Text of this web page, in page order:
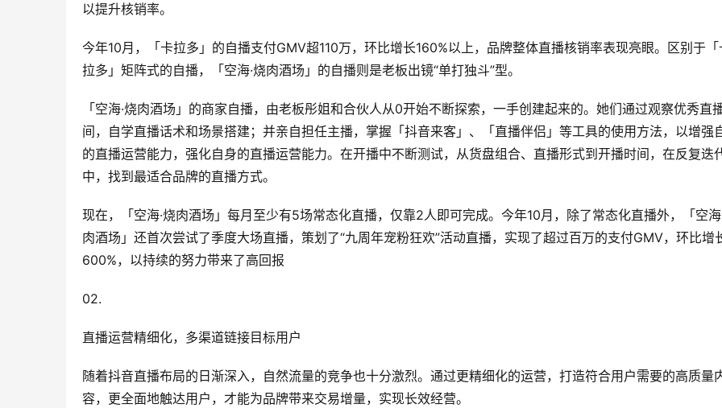
以提升核销率。
今年10月，「卡拉多」的自播支付GMV超110万，环比增长160%以上，品牌整体直播核销率表现亮眼。区别于「
拉多」矩阵式的自播，「空海·烧肉酒场」的自播则是老板出镜“单打独斗”型。
「空海·烧肉酒场」的商家自播，由老板彤姐和合伙人从0开始不断探索，一手创建起来的。她们通过观察优秀直
间，自学直播话术和场景搭建；并亲自担任主播，掌握「抖音来客」、「直播伴侣」等工具的使用方法，以增强
的直播运营能力，强化自身的直播运营能力。在开播中不断测试，从货盘组合、直播形式到开播时间，在反复迭
中，找到最适合品牌的直播方式。
现在，「空海·烧肉酒场」每月至少有5场常态化直播，仅靠2人即可完成。今年10月，除了常态化直播外，「空海
肉酒场」还首次尝试了季度大场直播，策划了“九周年宠粉狂欢”活动直播，实现了超过百万的支付GMV，环比增
600%，以持续的努力带来了高回报
02.
直播运营精细化，多渠道链接目标用户
随着抖音直播布局的日渐深入，自然流量的竞争也十分激烈。通过更精细化的运营，打造符合用户需要的高质量
容，更全面地触达用户，才能为品牌带来交易增量，实现长效经营。